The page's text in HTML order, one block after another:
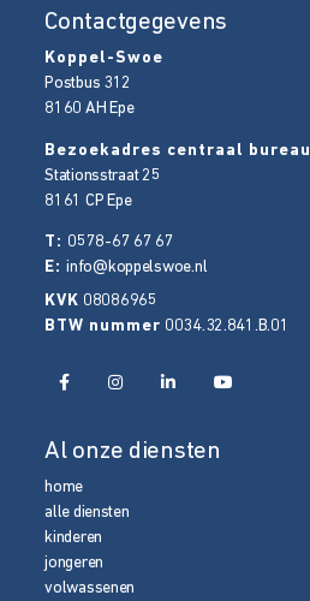
Contactgegevens
Koppel-Swoe
Postbus 312
8160 AH Epe
Bezoekadres centraal bureau
Stationsstraat 25
8161 CP Epe
T: 0578-67 67 67
E:info@koppelswoe.nl
KVK 08086965
BTW nummer 0034.32.841.B.01
Al onze diensten
home
alle diensten
kinderen
jongeren
volwassenen